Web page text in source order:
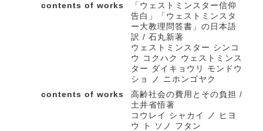
contents of works
「ウェストミンスター信仰
告白」「ウェストミンスタ
ー大教理問答書」の日本語
訳 / 石丸新著
ウェストミンスター シンコ
ウ コクハク ウェストミンス
ター ダイキョウリ モンドウ
ショ ノ ニホンゴヤク
contents of works
高齢社会の費用とその負担 /
土井省悟著
コウレイ シャカイ ノ ヒヨ
ウ ト ソノ フタン